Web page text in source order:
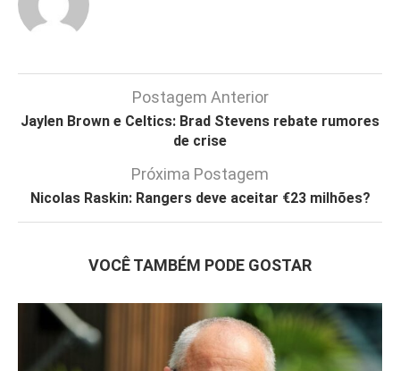
Postagem Anterior
Jaylen Brown e Celtics: Brad Stevens rebate rumores
de crise
Próxima Postagem
Nicolas Raskin: Rangers deve aceitar €23 milhões?
VOCÊ TAMBÉM PODE GOSTAR